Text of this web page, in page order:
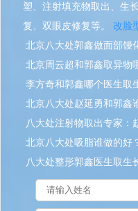
塑、注射填充物取出、生
复、双眼皮修复等。 改脸
北京八大处郭鑫做面部馒
北京周云超和郭鑫取异物
李方奇和郭鑫哪个医生取
北京八大处赵延勇和郭鑫
八大处注射物取出专家：
北京八大处吸脂谁做的好
八大处整形郭鑫医生取生